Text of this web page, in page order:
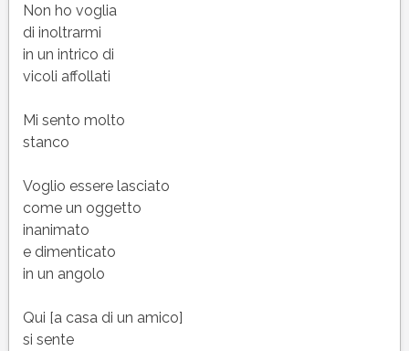
Non ho voglia
di inoltrarmi
in un intrico di
vicoli affollati
Mi sento molto
stanco
Voglio essere lasciato
come un oggetto
inanimato
e dimenticato
in un angolo
Qui [a casa di un amico]
si sente